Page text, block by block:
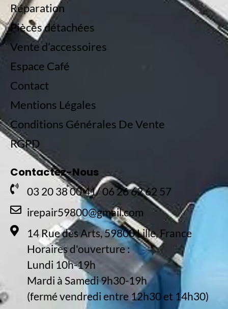
Réparation
Pièces détachées
Vente d’accessoires
Espace Café
Contact
Mentions Légales
Conditions Générales De Vente
RGPD
Contactez-Nous
03 20 38 00 41/ 06 26 62 62 57
irepair59800@gmail.com
14 Rue des Arts, 59800 Lille, France
Horaires d'ouverture :
Lundi 10h-19h
Mardi à Samedi 9h30-19h
(fermé vendredi entre 12h30 et 14h30)